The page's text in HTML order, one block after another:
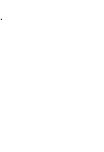
.